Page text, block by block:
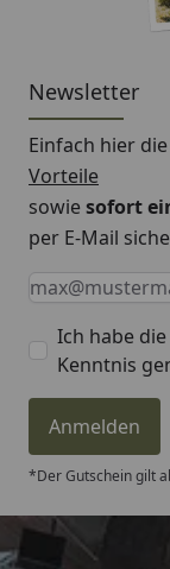
Newsletter
Einfach hier
Vorteile
sowiesofort
per E-Mail
Keine Eingabe
Eingabe
E-Mail *
Ich habe die
Kenntnis
Anmelden
*Der Gutschein gilt